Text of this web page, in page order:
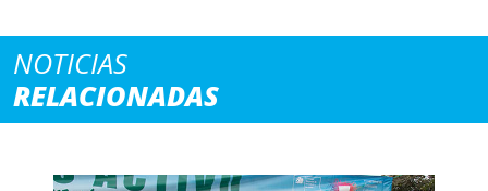
NOTICIAS
RELACIONADAS